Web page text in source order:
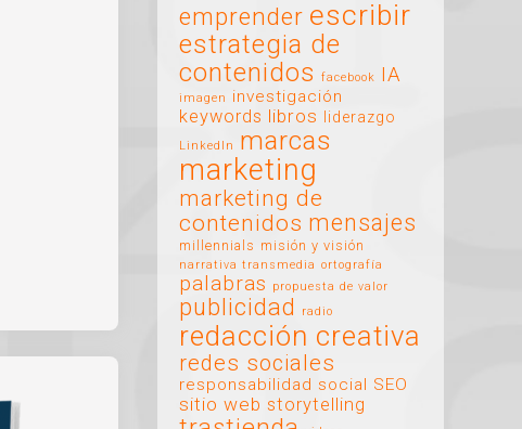
emprender escribir
estrategia de
contenidos
facebook IA
imagen investigación
keywords libros liderazgo
LinkedIn marcas
marketing
marketing de
contenidos mensajes
millennials misión y visión
narrativa transmedia ortografía
palabras propuesta de valor
publicidad radio
redacción creativa
redes sociales
responsabilidad social SEO
sitio web storytelling